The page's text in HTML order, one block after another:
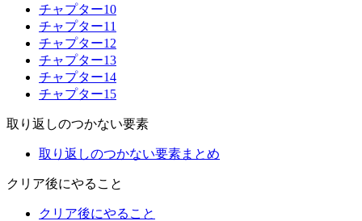
チャプター10
チャプター11
チャプター12
チャプター13
チャプター14
チャプター15
取り返しのつかない要素
取り返しのつかない要素まとめ
クリア後にやること
クリア後にやること